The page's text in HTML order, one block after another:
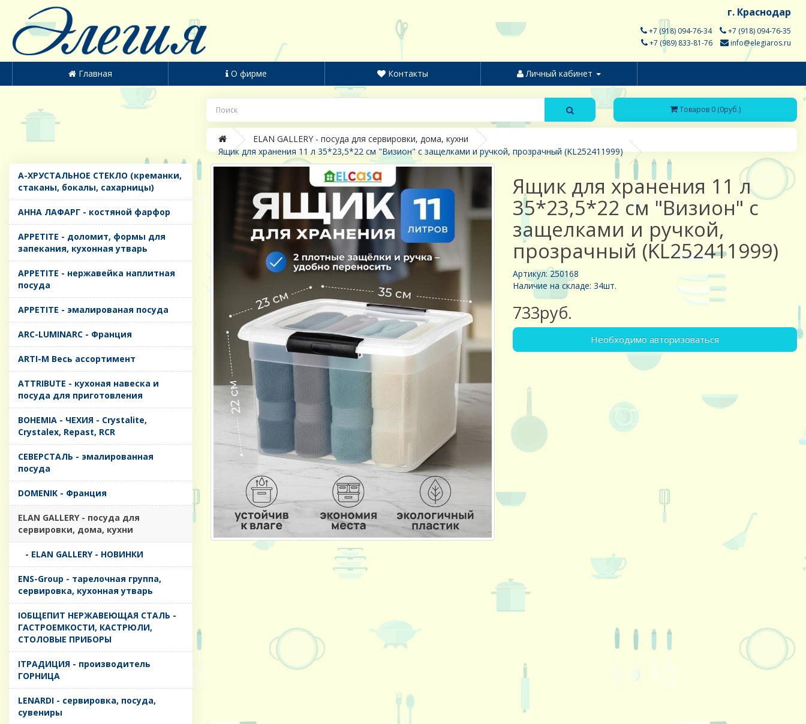
г. Краснодар
+7 (918) 094-76-34
+7 (918) 094-76-35
+7 (989) 833-81-76
info@elegiaros.ru
Главная О фирме Контакты Личный кабинет
Товаров 0 (0руб.)
ELAN GALLERY - посуда для сервировки, дома, кухни
Ящик для хранения 11 л 35*23,5*22 см "Визион" с защелками и ручкой, прозрачный (KL252411999)
A-ХРУСТАЛЬНОЕ СТЕКЛО (креманки,
стаканы, бокалы, сахарницы)
AHHA ЛАФАРГ - костяной фарфор
APPETITE - доломит, формы для
запекания, кухонная утварь
APPETITE - нержавейка наплитная
посуда
APPETITE - эмалированая посуда
ARC-LUMINARC - Франция
ARTI-M Весь ассортимент
ATTRIBUTE - кухоная навеска и
посуда для приготовления
BOHEMIA - ЧЕХИЯ - Crystalite,
Crystalex, Repast, RCR
CЕВЕРСТАЛЬ - эмалированная
посуда
DOMENIK - Франция
ELAN GALLERY - посуда для
сервировки, дома, кухни
- ELAN GALLERY - НОВИНКИ
ENS-Group - тарелочная группа,
сервировка, кухонная утварь
IОБЩЕПИТ НЕРЖАВЕЮЩАЯ СТАЛЬ -
ГАСТРОЕМКОСТИ, КАСТРЮЛИ,
СТОЛОВЫЕ ПРИБОРЫ
IТРАДИЦИЯ - производитель
ГОРНИЦА
LENARDI - сервировка, посуда,
сувениры
Ящик для хранения 11 л
35*23,5*22 см "Визион" с
защелками и ручкой,
прозрачный (KL252411999)
Артикул: 250168
Наличие на складе: 34шт.
733руб.
Необходимо авторизоваться